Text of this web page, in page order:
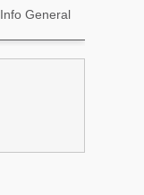
Info General